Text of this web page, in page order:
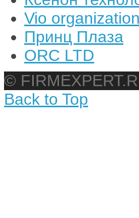
Vio organization
Принц Плаза
ORC LTD
©
Back to Top